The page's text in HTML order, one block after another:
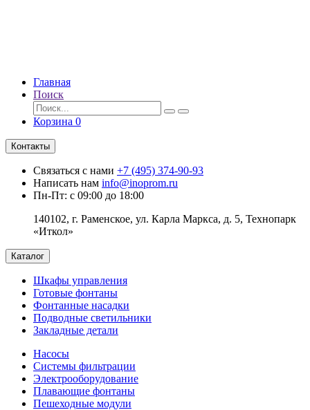
Главная
Поиск
Корзина 0
Контакты
Связаться с нами +7 (495) 374-90-93
Написать нам info@inoprom.ru
Пн-Пт: с 09:00 до 18:00
140102, г. Раменское, ул. Карла Маркса, д. 5, Технопарк
«Иткол»
Каталог
Шкафы управления
Готовые фонтаны
Фонтанные насадки
Подводные светильники
Закладные детали
Насосы
Системы фильтрации
Электрооборудование
Плавающие фонтаны
Пешеходные модули